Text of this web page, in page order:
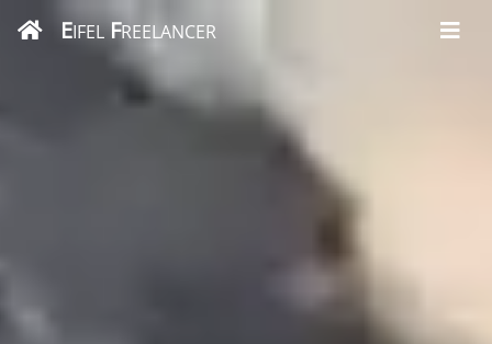
EIFELFREELANCER